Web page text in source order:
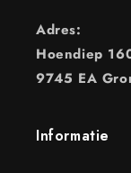
Adres:
Hoendiep
9745 EA
Informatie